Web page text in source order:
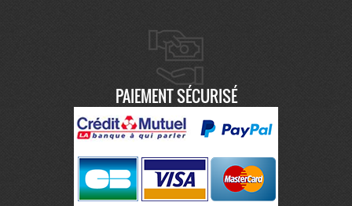
PAIEMENT SÉCURISÉ